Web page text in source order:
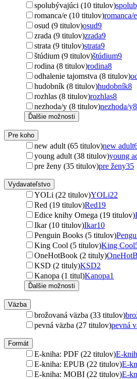
spolubývajúci (10 titulov)
romanca/e (10 titulov)romanca/e
osud (9 titulov)osud9
zrada (9 titulov)zrada9
strata (9 titulov)strata9
štúdium (9 titulov)štúdium9
rodina (8 titulov)rodina8
odhalenie tajomstva (8 titulov)
hudobník (8 titulov)hudobník8
rozhlas (8 titulov)rozhlas8
nezhoda/y (8 titulov)nezhoda/y8
Ďalšie možnosti
Pre koho
new adult (65 titulov)new adult
young adult (38 titulov)young
pre ženy (35 titulov)pre ženy35
Vydavateľstvo
YOLi (22 titulov)YOLi22
Red (19 titulov)Red19
Edice knihy Omega (19 titulov)
Ikar (10 titulov)Ikar10
Penguin Books (5 titulov)
King Cool (5 titulov)King Cool
OneHotBook (2 tituly)
KSD (2 tituly)KSD2
Kanopa (1 titul)Kanopa1
Ďalšie možnosti
Väzba
brožovaná väzba (33 titulov)
pevná väzba (27 titulov)pevná
Formát
E-kniha: PDF (22 titulov)E-
E-kniha: EPUB (22 titulov)E-
E-kniha: MOBI (22 titulov)E-